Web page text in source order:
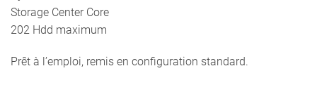
Storage Center Core
202 Hdd maximum
Prêt à l’emploi, remis en configuration standard.